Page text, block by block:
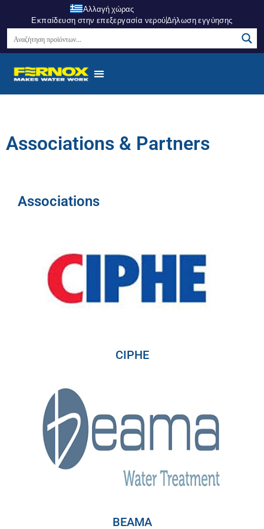
Αλλαγή χώρας
Εκπαίδευση στην επεξεργασία νερούΔήλωση εγγύησης
Associations & Partners
Associations
CIPHE
BEAMA